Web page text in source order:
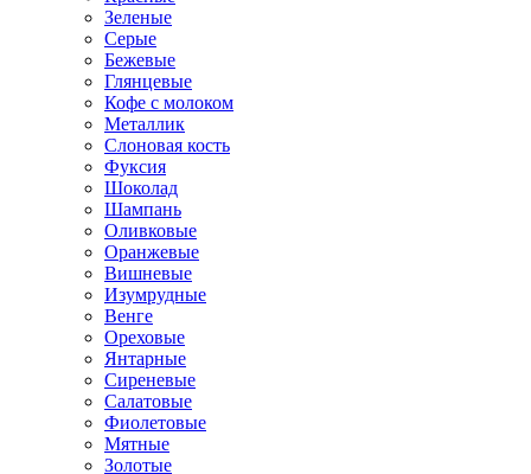
Зеленые
Серые
Бежевые
Глянцевые
Кофе с молоком
Металлик
Слоновая кость
Фуксия
Шоколад
Шампань
Оливковые
Оранжевые
Вишневые
Изумрудные
Венге
Ореховые
Янтарные
Сиреневые
Салатовые
Фиолетовые
Мятные
Золотые